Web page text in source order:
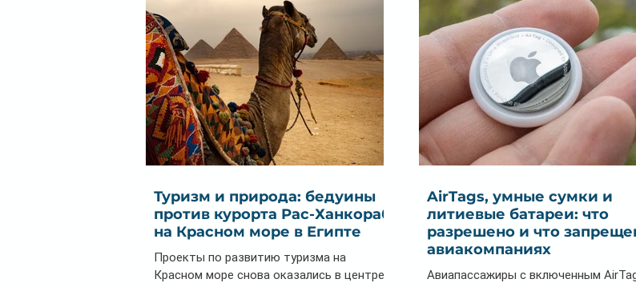
Туризм и природа: бедуины
против курорта Рас-Ханкораб
на Красном море в Египте
Проекты по развитию туризма на
Красном море снова оказались в центре
AirTags, умные сумки и
литиевые батареи: что
разрешено и что
авиакомпаниях
Авиапассажиры с включенным